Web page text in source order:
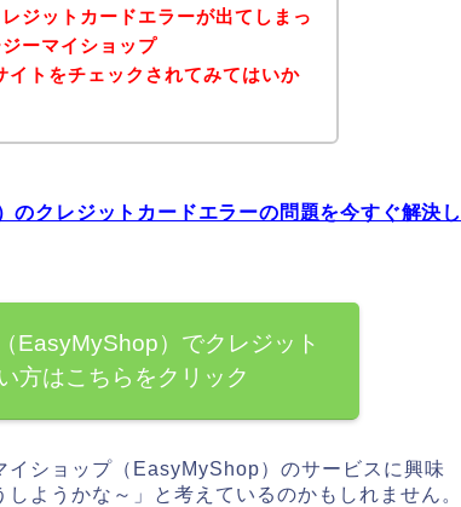
ジットカードエラーが出てしまっ
ーマイショップ
イトをチェックされてみてはいか
クレジットカードエラーの問題を今すぐ解決し
EasyMyShop）でクレジット
方はこちらをクリック
ショップ（EasyMyShop）のサービスに興味
ようかな～」と考えているのかもしれません。